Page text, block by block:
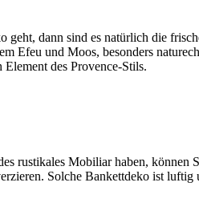
geht, dann sind es natürlich die
Efeu und Moos, besonders
des Provence-Stils.
rustikales Mobiliar haben, können
Solche Bankettdeko ist